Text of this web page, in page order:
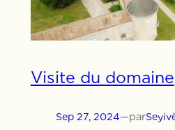
Visite du domaine
Sep 27, 2024—par